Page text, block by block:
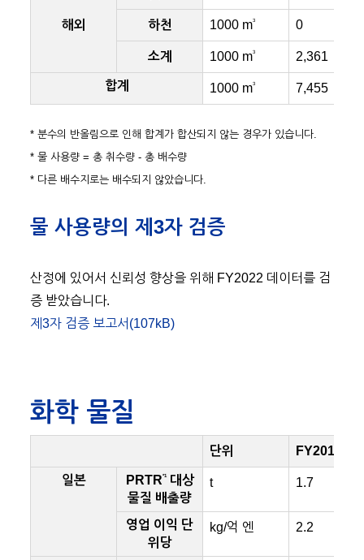
해외 하천 1000 m3 0
소계 1000 m3 2,361
합계 1000 m3 7,455
* 분수의 반올림으로 인해 합계가 합산되지 않는 경우가 있습니다.
* 물 사용량 = 총 취수량 - 총 배수량
* 다른 배수지로는 배수되지 않았습니다.
물 사용량의 제3자 검증
산정에 있어서 신뢰성 향상을 위해 FY2022 데이터를 검
증 받았습니다.
제3자 검증 보고서(107kB)
화학 물질
단위 FY2017
일본 PRTR*1대상
물질 배출량
t 1.7
영업 이익 단
위당
kg/억 엔 2.2